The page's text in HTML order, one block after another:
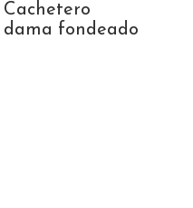
Cachetero
dama fondeado